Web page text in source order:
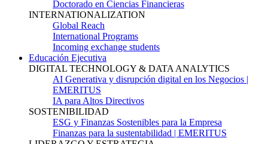
Doctorado en Ciencias Financieras
INTERNATIONALIZATION
Global Reach
International Programs
Incoming exchange students
Educación Ejecutiva
DIGITAL TECHNOLOGY & DATA ANALYTICS
AI Generativa y disrupción digital en los Negocios |
EMERITUS
IA para Altos Directivos
SOSTENIBILIDAD
ESG y Finanzas Sostenibles para la Empresa
Finanzas para la sustentabilidad | EMERITUS